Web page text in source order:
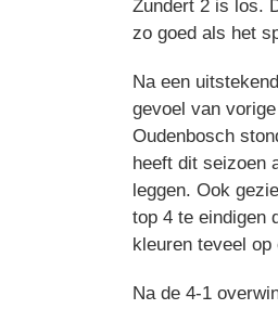
Zundert 2 is los.
zo goed als het
Na een
gevoel van
Oudenbosch
heeft dit seizoen
leggen. Ook
top 4 te eindigen
kleuren teveel
Na de 4-1